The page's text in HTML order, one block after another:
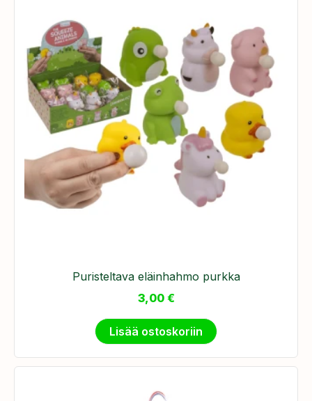
Puristeltava eläinhahmo purkka
3,00 €
Lisää ostoskoriin